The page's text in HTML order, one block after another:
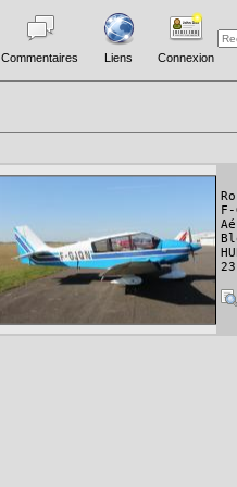
Commentaires Liens Connexion
F-